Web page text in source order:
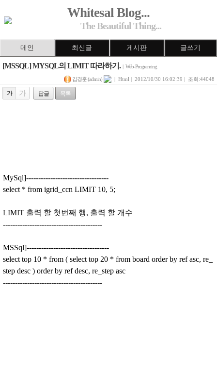
Whitesal Blog...
The Beautiful Thing...
메인 최신글 게시판 글쓰기
[MSSQL] MYSQL의 LIMIT 따라하기. Web-Programing
김경훈 (admin) | Html | 2012/10/30 16:02:39 | 조회:44048
가 가 답글 목록
MySql]----------------------------------
select * from igrid_ccn LIMIT 10, 5;
LIMIT 출력 할 첫번째 행, 출력 할 개수
-----------------------------------------
MSSql]----------------------------------
select top 10 * from ( select top 20 * from board order by ref asc, re_
step desc ) order by ref desc, re_step asc
-----------------------------------------